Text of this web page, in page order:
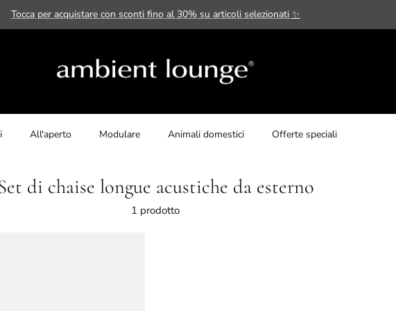
Tocca per acquistare con sconti fino al 30% su articoli selezionati ✨
All'aperto Modulare Animali domestici Offerte speciali
di chaise longue acustiche da esterno
1 prodotto